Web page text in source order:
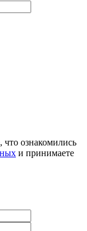
ознакомились
и принимаете